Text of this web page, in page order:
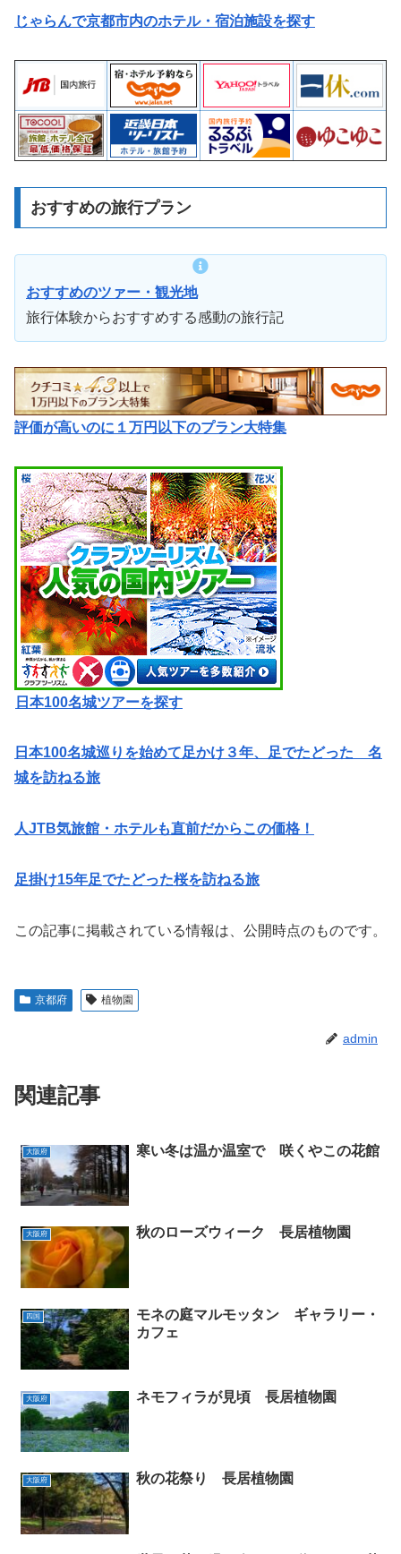
じゃらんで京都市内のホテル・宿泊施設を探す
おすすめの旅行プラン
おすすめのツァー・観光地
旅行体験からおすすめする感動の旅行記
評価が高いのに１万円以下のプラン大特集
日本100名城ツアーを探す
日本100名城巡りを始めて足かけ３年、足でたどった 名
城を訪ねる旅
人JTB気旅館・ホテルも直前だからこの価格！
足掛け15年足でたどった桜を訪ねる旅
この記事に掲載されている情報は、公開時点のものです。
京都府 植物園
admin
関連記事
大阪府 寒い冬は温か温室で 咲くやこの花館
大阪府 秋のローズウィーク 長居植物園
四国
モネの庭マルモッタン ギャラリー・
カフェ
大阪府 ネモフィラが見頃 長居植物園
大阪府 秋の花祭り 長居植物園